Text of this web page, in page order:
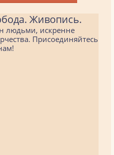
Живопись.
людьми, искренне
Присоединяйтесь